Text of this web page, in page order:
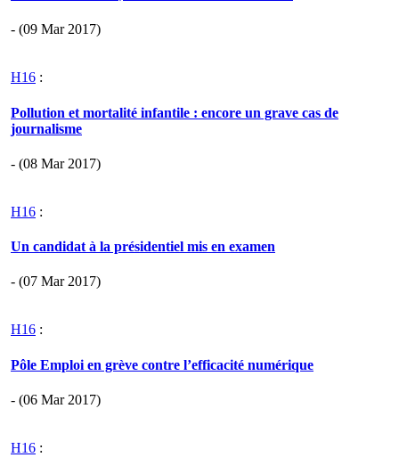
- (09 Mar 2017)
H16 :
Pollution et mortalité infantile : encore un grave cas de
journalisme
- (08 Mar 2017)
H16 :
Un candidat à la présidentiel mis en examen
- (07 Mar 2017)
H16 :
Pôle Emploi en grève contre l’efficacité numérique
- (06 Mar 2017)
H16 :